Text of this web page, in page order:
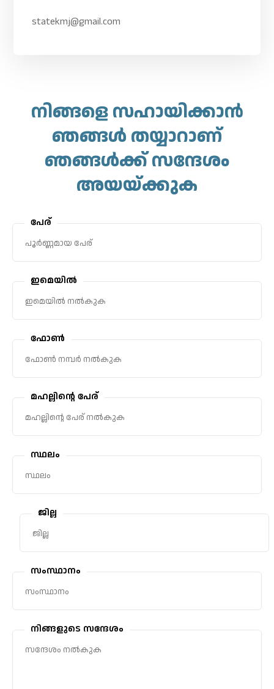
statekmj@gmail.com
നിങ്ങളെ സഹായിക്കാൻ
ഞങ്ങൾ തയ്യാറാണ്
ഞങ്ങൾക്ക് സന്ദേശം
അയയ്‌ക്കുക
പേര്
ഇമെയിൽ
ഫോൺ
മഹല്ലിന്റെ പേര്
സ്ഥലം
ജില്ല
സംസ്ഥാനം
നിങ്ങളുടെ സന്ദേശം